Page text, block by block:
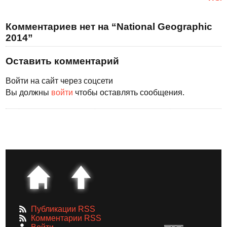
Комментариев нет на “National Geographic
2014”
Оставить комментарий
Войти на сайт через соцсети
Вы должны войти чтобы оставлять сообщения.
Публикации RSS
Комментарии RSS